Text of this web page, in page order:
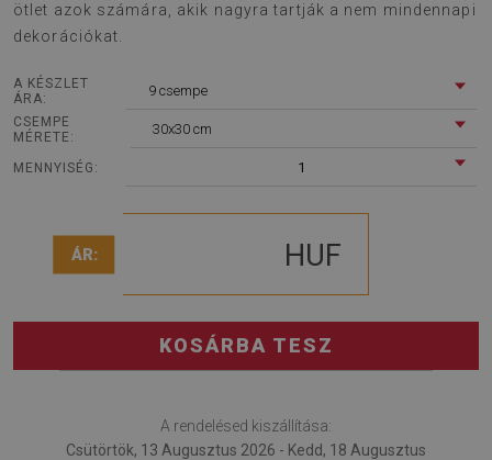
ötlet azok számára, akik nagyra tartják a nem mindennapi
dekorációkat.
A KÉSZLET
ÁRA:
9 csempe
CSEMPE
MÉRETE:
30x30 cm
MENNYISÉG: 1
ÁR: HUF
KOSÁRBA TESZ
A rendelésed kiszállítása:
Csütörtök, 13 Augusztus 2026 - Kedd, 18 Augusztus